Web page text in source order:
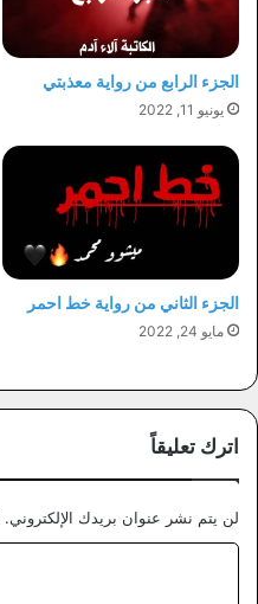
الجزء الرابع من رواية معذبتي
يونيو 11, 2022
الجزء الثاني من رواية خط احمر
مايو 24, 2022
اترك تعليقاً
لن يتم نشر عنوان بريدك الإلكتروني.